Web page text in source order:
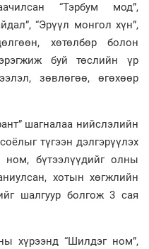
“Тэрбум мод”,
“Эрүүл монгол хүн”,
хөтөлбөр болон
буй төслийн үр
зөвлөгөө, өгөхөөр
шагналаа нийслэлийн
түгээн дэлгэрүүлэх
ном, бүтээлүүдийг олны
хотын хөгжлийн
шалгуур болгож 3 сая
хүрээнд “Шилдэг ном”,